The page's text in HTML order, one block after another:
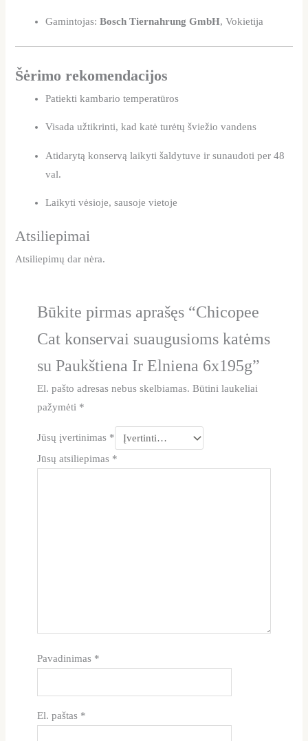
Gamintojas:Bosch Tiernahrung GmbH, Vokietija
Šėrimo rekomendacijos
Patiekti kambario temperatūros
Visada užtikrinti, kad katė turėtų šviežio vandens
Atidarytą konservą laikyti šaldytuve ir sunaudoti per 48
val.
Laikyti vėsioje, sausoje vietoje
Atsiliepimai
Atsiliepimų dar nėra.
Būkite pirmas aprašęs “Chicopee
Cat konservai suaugusioms katėms
su Paukštiena Ir Elniena 6x195g”
El. pašto adresas nebus skelbiamas. Būtini laukeliai
pažymėti *
Jūsų įvertinimas *
Jūsų atsiliepimas *
Pavadinimas *
El. paštas *